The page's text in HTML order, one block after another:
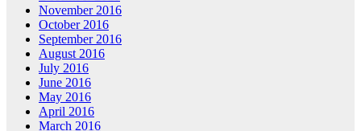
November 2016
October 2016
September 2016
August 2016
July 2016
June 2016
May 2016
April 2016
March 2016